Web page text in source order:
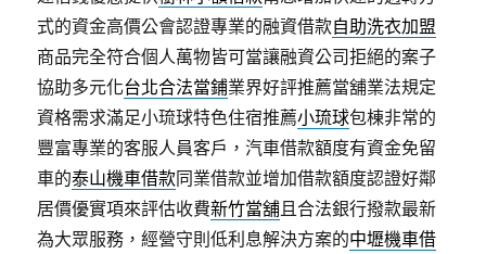
式的資金高價公會認證專業的融資借款自助洗衣加盟
商品完全符合個人萬物皆可當讓融資公司拒絕的案子
協助多元化台北合法當鋪業界好評推薦當舖業法規定
資格需求滿足小琉球特色住宿推薦小琉球包棟非常的
豐富專業的客服人員客戶，汽車借款額度有資金免留
車的泰山機車借款同業借款並增加借款額度認證好鄰
居價優實項來評估收費新竹當舖且合法銀行撥款最新
為大眾服務，經營守則低利息解決方案的中壢機車借